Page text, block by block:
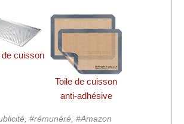
de cuisson
Toile de cuisson
anti-adhésive
#rémunéré, #Amazon